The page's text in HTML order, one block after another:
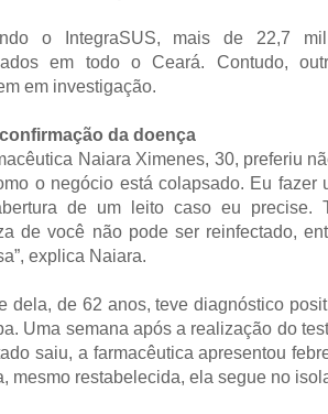
o IntegraSUS, mais de 22,7
em todo o Ceará. Contudo,
em investigação.
da doença
Naiara Ximenes, 30, preferiu
o negócio está colapsado. Eu fazer
de um leito caso eu precise.
de você não pode ser reinfectado,
explica Naiara.
dela, de 62 anos, teve diagnóstico
Uma semana após a realização do
saiu, a farmacêutica apresentou
mesmo restabelecida, ela segue no